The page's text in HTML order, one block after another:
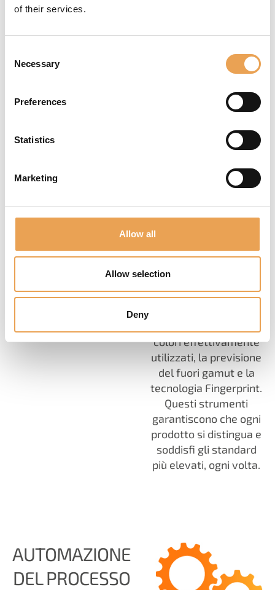
of their services.
Selection
Necessary
Preferences
Statistics
Marketing
Allow all
Allow selection
Deny
È necessario gestire
tolleranze strette per
ottenere la coerenza
Garantire che i
prodotti abbiano
sempre lo stesso
aspetto è essenziale
reputazione di un
marchio e soddisfare
le aspettative dei
clienti.
Fortunatamente,
serie di funzioni a
supporto della qualità
colori effettivamente
utilizzati, la previsione
del fuori gamut e la
tecnologia Fingerprint.
Questi strumenti
garantiscono che ogni
prodotto si distingua e
soddisfi gli standard
più elevati, ogni volta.
AUTOMAZIONE
DEL PROCESSO